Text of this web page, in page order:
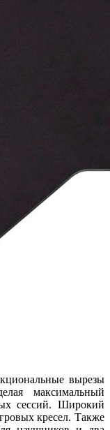
вырезы
максимальный
сессий. Широкий
кресел. Также